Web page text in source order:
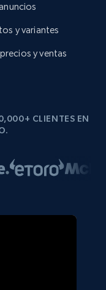
y variantes
y ventas
CLIENTES EN